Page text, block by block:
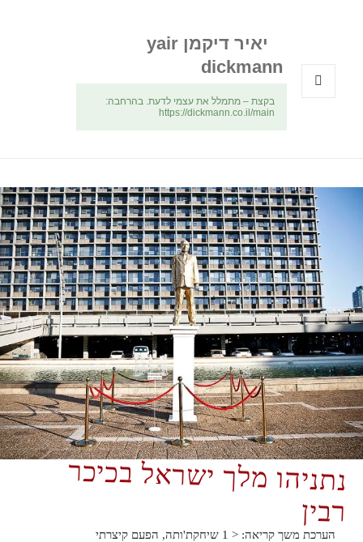
יאיר דיקמן yair
dickmann
בקצת – מתמלל את עצמי לדעת. בהרחבה:
https://dickmann.co.il/main
נתניהו מלך ישראל בכיכר
רבין
הערכת משך קריאה: < 1 שיחקת'ותה, הפעם קיצרתי